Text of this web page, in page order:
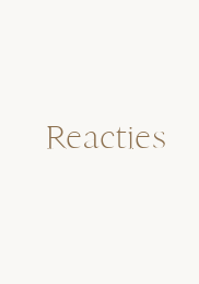
Reacties